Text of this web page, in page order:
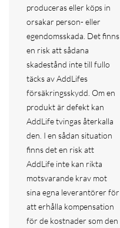
produceras eller köps in
orsakar person- eller
egendomsskada. Det finns
en risk att sådana
skadestånd inte till fullo
täcks av AddLifes
försäkringsskydd. Om en
produkt är defekt kan
AddLife tvingas återkalla
den. I en sådan situation
finns det en risk att
AddLife inte kan rikta
motsvarande krav mot
sina egna leverantörer för
att erhålla kompensation
för de kostnader som den